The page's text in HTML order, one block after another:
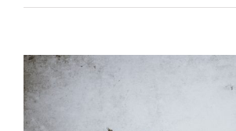
Zobrazit
větší
obrázek